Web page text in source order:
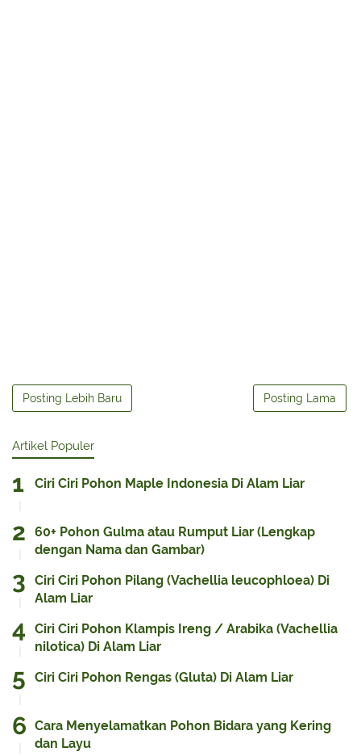
Posting Lebih Baru Posting Lama
Artikel Populer
Ciri Ciri Pohon Maple Indonesia Di Alam Liar
60+ Pohon Gulma atau Rumput Liar (Lengkap
dengan Nama dan Gambar)
Ciri Ciri Pohon Pilang (Vachellia leucophloea) Di
Alam Liar
Ciri Ciri Pohon Klampis Ireng / Arabika (Vachellia
nilotica) Di Alam Liar
Ciri Ciri Pohon Rengas (Gluta) Di Alam Liar
Cara Menyelamatkan Pohon Bidara yang Kering
dan Layu